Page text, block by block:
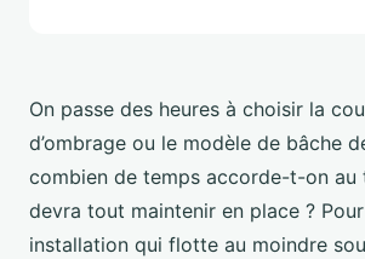
On passe des heures à choisir la
d’ombrage ou le modèle de bâche
combien de temps accorde-t-on au
devra tout maintenir en place ?
installation qui flotte au moindre